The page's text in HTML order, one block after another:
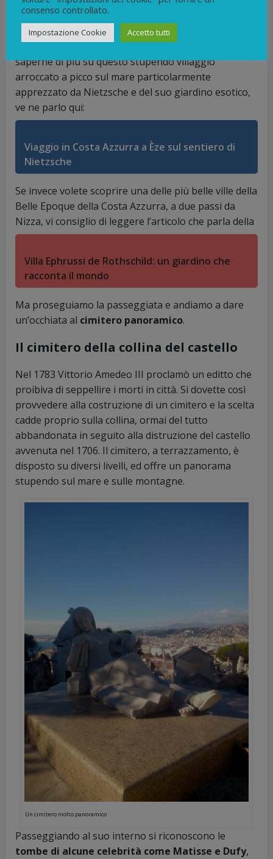
Quello di Nizza non fu il solo castello che Luigi XIV
fece distruggere; il sovrano fu responsabile anche
dello smantellamento di quello di Èze. Se volete
saperne di più su questo stupendo villaggio
arroccato a picco sul mare particolarmente
apprezzato da Nietzsche e del suo giardino esotico,
ve ne parlo qui:
Viaggio in Costa Azzurra a Èze sul sentiero di
Nietzsche
Se invece volete scoprire una delle più belle ville della
Belle Epoque della Costa Azzurra, a due passi da
Nizza, vi consiglio di leggere l’articolo che parla della
Villa Ephrussi de Rothschild: un giardino che
racconta il mondo
Ma proseguiamo la passeggiata e andiamo a dare
un’occhiata al cimitero panoramico.
Il cimitero della collina del castello
Nel 1783 Vittorio Amedeo III proclamò un editto che
proibiva di seppellire i morti in città. Si dovette così
provvedere alla costruzione di un cimitero e la scelta
cadde proprio sulla collina, ormai del tutto
abbandonata in seguito alla distruzione del castello
avvenuta nel 1706. Il cimitero, a terrazzamento, è
disposto su diversi livelli, ed offre un panorama
stupendo sul mare e sulle montagne.
Un cimitero molto panoramico
Passeggiando al suo interno si riconoscono le
tombe di alcune celebrità come Matisse e Dufy,
consenso controllato.
Impostazione Cookie Accetto tutti